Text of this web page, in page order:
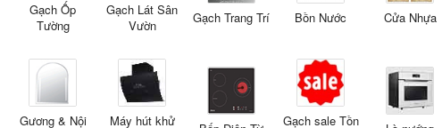
Gạch Ốp
Tường
Gạch Lát Sân
Vườn
Gạch Trang Trí Bồn Nước Cửa Nhựa
Gương & Nội
Máy hút khử
Gạch sale Tồn